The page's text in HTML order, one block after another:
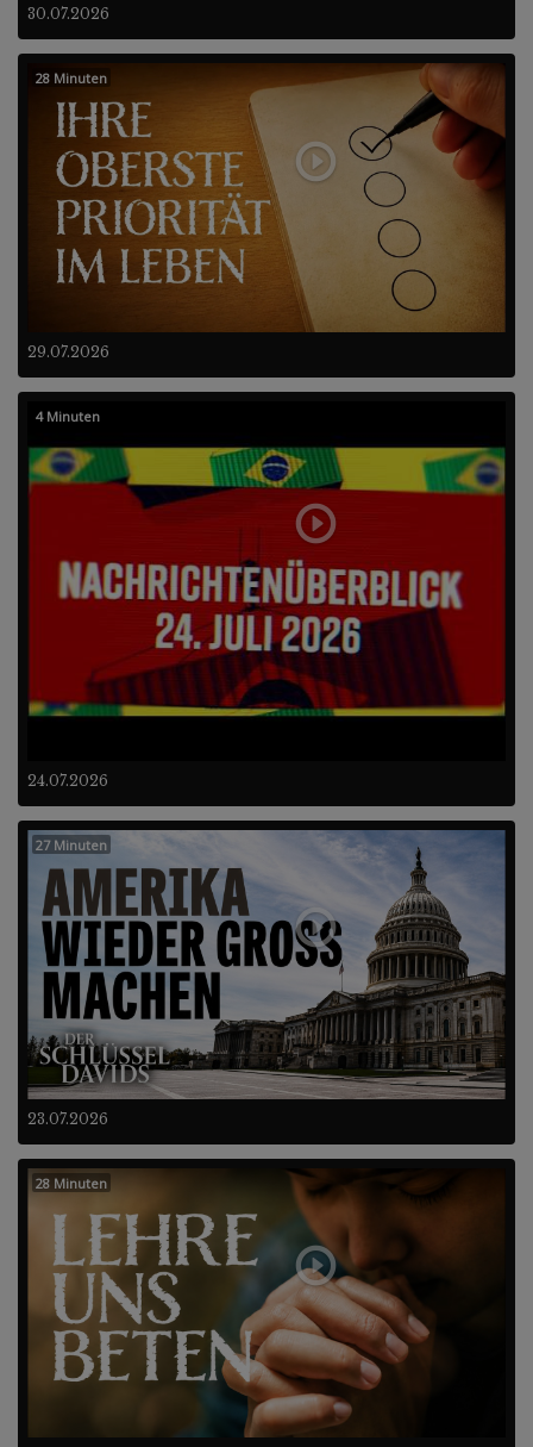
30.07.2026
29.07.2026
28 Minuten
24.07.2026
4 Minuten
23.07.2026
27 Minuten
28 Minuten